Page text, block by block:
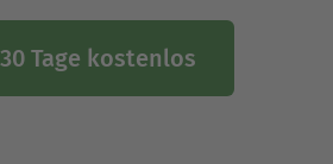
Tage kostenlos